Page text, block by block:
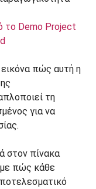
το Demo Project
πώς αυτή η
τη
για να
στον πίνακα
πώς κάθε